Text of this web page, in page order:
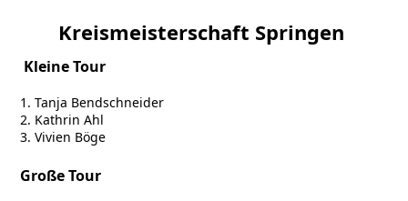
Kreismeisterschaft Springen
Kleine Tour
1. Tanja Bendschneider
2. Kathrin Ahl
3. Vivien Böge
Große Tour